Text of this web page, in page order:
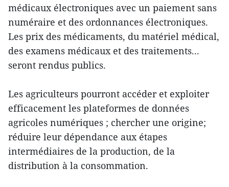
médicaux électroniques avec un paiement sans
numéraire et des ordonnances électroniques.
Les prix des médicaments, du matériel médical,
des examens médicaux et des traitements...
seront rendus publics.
Les agriculteurs pourront accéder et exploiter
efficacement les plateformes de données
agricoles numériques ; chercher une origine;
réduire leur dépendance aux étapes
intermédiaires de la production, de la
distribution à la consommation.